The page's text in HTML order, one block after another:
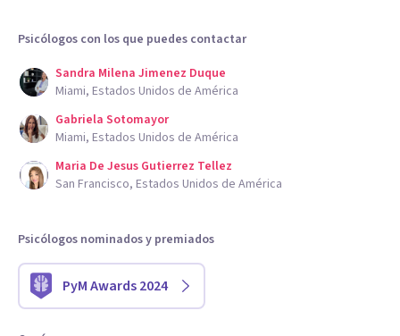
Psicólogos con los que puedes contactar
Sandra Milena Jimenez Duque
Miami, Estados Unidos de América
Gabriela Sotomayor
Miami, Estados Unidos de América
Maria De Jesus Gutierrez Tellez
San Francisco, Estados Unidos de América
Psicólogos nominados y premiados
PyM Awards 2024